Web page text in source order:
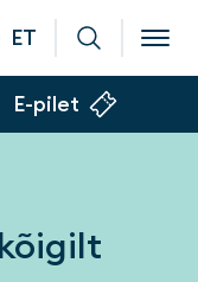
ET
E-pilet